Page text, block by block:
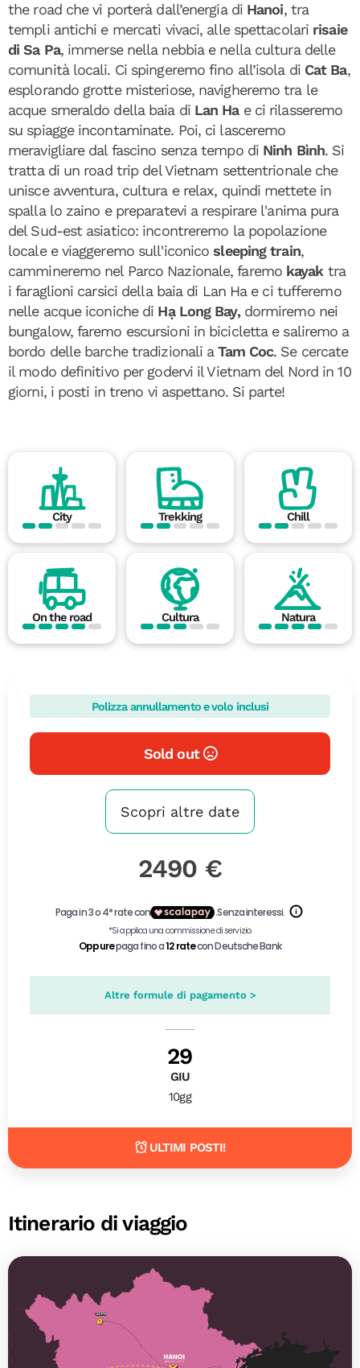
the road che vi porterà dall’energia di Hanoi, tra
templi antichi e mercati vivaci, alle spettacolari risaie
di Sa Pa, immerse nella nebbia e nella cultura delle
comunità locali. Ci spingeremo fino all’isola di Cat Ba,
esplorando grotte misteriose, navigheremo tra le
acque smeraldo della baia di Lan Hae ci rilasseremo
su spiagge incontaminate. Poi, ci lasceremo
meravigliare dal fascino senza tempo di Ninh Bình. Si
tratta di un road trip del Vietnam settentrionale che
unisce avventura, cultura e relax, quindi mettete in
spalla lo zaino e preparatevi a respirare l'anima pura
del Sud-est asiatico: incontreremo la popolazione
locale e viaggeremo sull'iconicosleeping train,
cammineremo nel Parco Nazionale, faremokayak tra
i faraglioni carsici della baia di Lan Ha e ci tufferemo
nelle acque iconiche di Hạ Long Bay,dormiremo nei
bungalow, faremo escursioni in bicicletta e saliremo a
bordo delle barche tradizionali aTam Coc. Se cercate
il modo definitivo per godervi il Vietnam del Nord in 10
giorni, i posti in treno vi aspettano. Si parte!
City Trekking Chill
On the road Cultura Natura
Polizza annullamento e volo inclusi
Sold out
Scopri altre date
2490 €
Altre formule di pagamento >
29
GIU
10gg
ULTIMI POSTI!
Itinerario di viaggio